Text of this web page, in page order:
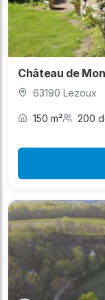
Château de
63190 Lezoux
150 m² 200